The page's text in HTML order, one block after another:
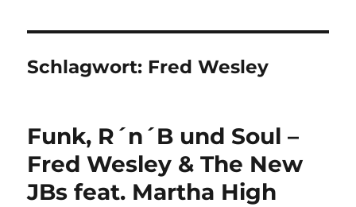
Schlagwort: Fred Wesley
Funk, R´n´B und Soul –
Fred Wesley & The New
JBs feat. Martha High